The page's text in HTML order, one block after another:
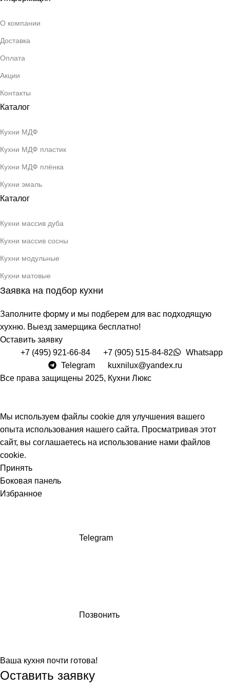
О компании
Доставка
Оплата
Акции
Контакты
Каталог
Кухни МДФ
Кухни МДФ пластик
Кухни МДФ плёнка
Кухни эмаль
Каталог
Кухни массив дуба
Кухни массив сосны
Кухни модульные
Кухни матовые
Заявка на подбор кухни
Заполните форму и мы подберем для вас подходящую
хухню. Выезд замерщика бесплатно!
Оставить заявку
+7 (495) 921-66-84
+7 (905) 515-84-82
Whatsapp
Telegram
kuxnilux@yandex.ru
Все права защищены 2025, Кухни Люкс
Мы используем файлы cookie для улучшения вашего
опыта использования нашего сайта. Просматривая этот
сайт, вы соглашаетесь на использование нами файлов
cookie.
Принять
Боковая панель
Избранное
Telegram
Позвонить
Ваша кухня почти готова!
Оставить заявку